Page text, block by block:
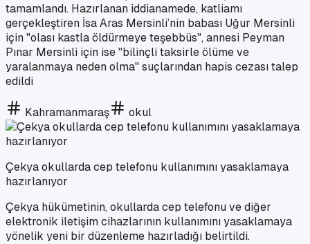
tamamlandı. Hazırlanan iddianamede, katliamı
gerçekleştiren İsa Aras Mersinli’nin babası Uğur Mersinli
için "olası kastla öldürmeye teşebbüs", annesi Peyman
Pınar Mersinli için ise "bilinçli taksirle ölüme ve
yaralanmaya neden olma" suçlarından hapis cezası talep
edildi
Kahramanmaraş okul
Çekya okullarda cep telefonu kullanımını yasaklamaya
hazırlanıyor
Çekya hükümetinin, okullarda cep telefonu ve diğer
elektronik iletişim cihazlarının kullanımını yasaklamaya
yönelik yeni bir düzenleme hazırladığı belirtildi.